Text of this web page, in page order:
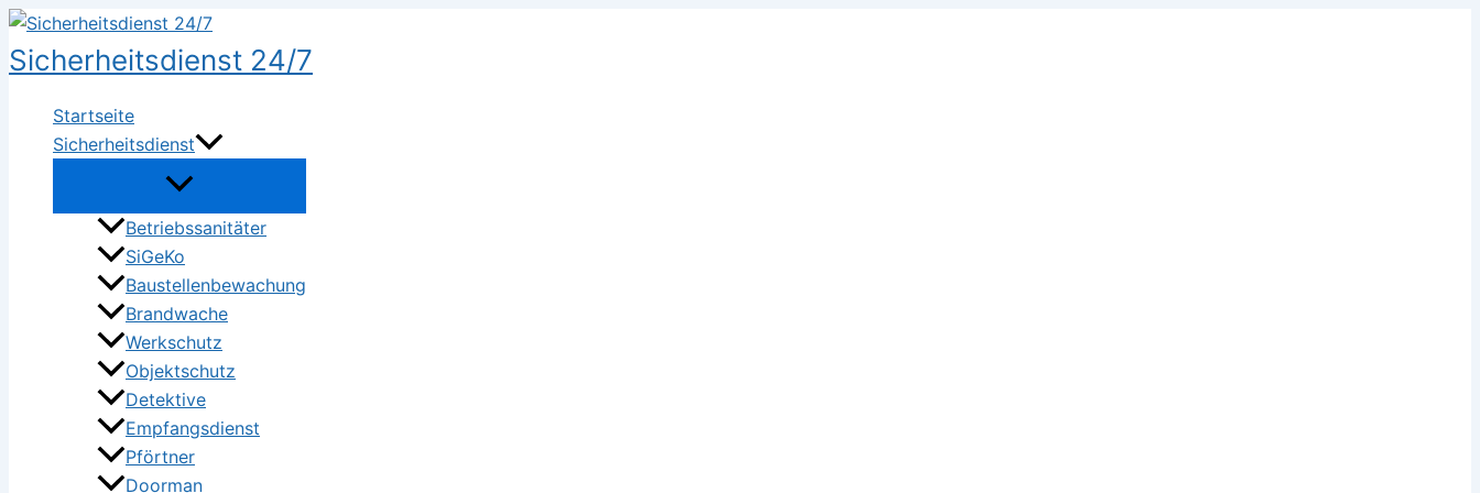
Zum
Inhalt
springen
Sicherheitsdienst 24/7
Startseite
Sicherheitsdienst
Betriebssanitäter
SiGeKo
Baustellenbewachung
Brandwache
Werkschutz
Objektschutz
Detektive
Empfangsdienst
Pförtner
Doorman